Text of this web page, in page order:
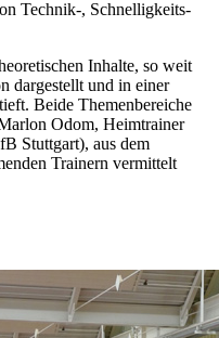
Technik-, Schnelligkeits-
Inhalte, so weit
dargestellt und in einer
Beide Themenbereiche
Odom, Heimtrainer
Stuttgart), aus dem
Trainern vermittelt